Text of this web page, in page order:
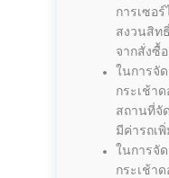
การเซอ
สงวนสิท
จากสั่งซื้
ในการจั
กระเช้า
สถานที่จั
มีค่ารถเพิ่
ในการจั
กระเช้า